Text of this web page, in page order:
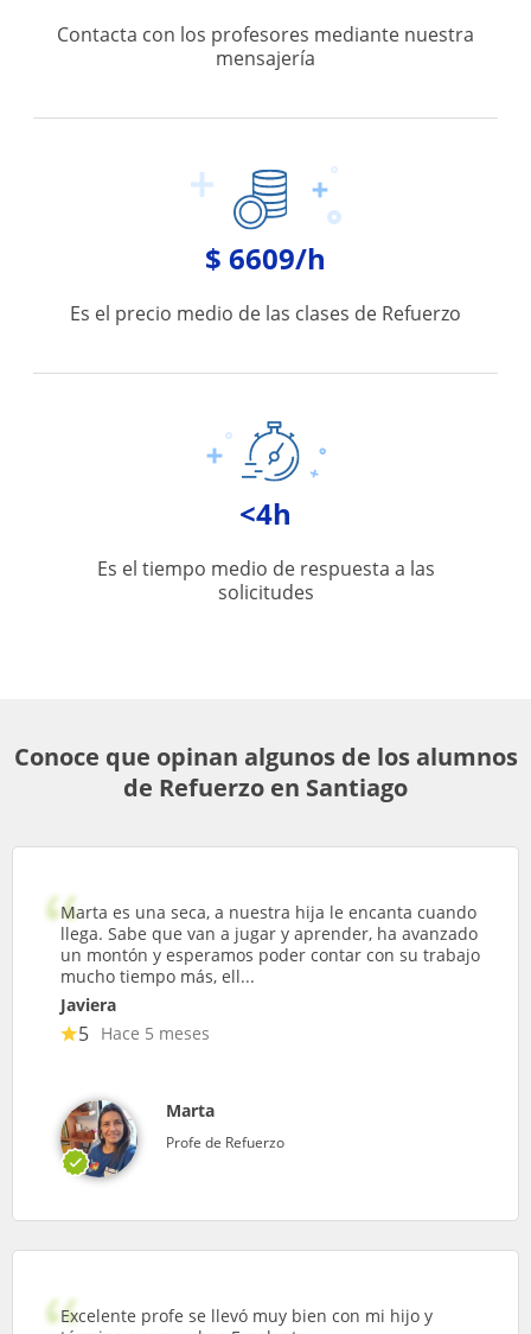
Contacta con los profesores mediante nuestra
mensajería
$ 6609/h
Es el precio medio de las clases de Refuerzo
<4h
Es el tiempo medio de respuesta a las
solicitudes
Conoce que opinan algunos de los alumnos
de Refuerzo en Santiago
Marta es una seca, a nuestra hija le encanta cuando
llega. Sabe que van a jugar y aprender, ha avanzado
un montón y esperamos poder contar con su trabajo
mucho tiempo más, ell...
Javiera
5 Hace 5 meses
Marta
Profe de Refuerzo
Excelente profe se llevó muy bien con mi hijo y